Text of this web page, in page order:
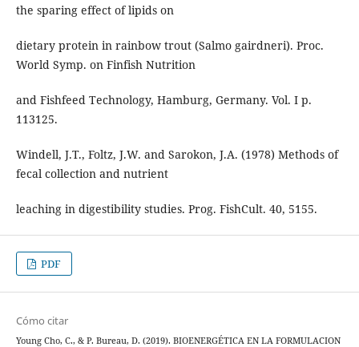
the sparing effect of lipids on
dietary protein in rainbow trout (Salmo gairdneri). Proc.
World Symp. on Finfish Nutrition
and Fishfeed Technology, Hamburg, Germany. Vol. I p.
113125.
Windell, J.T., Foltz, J.W. and Sarokon, J.A. (1978) Methods of
fecal collection and nutrient
leaching in digestibility studies. Prog. FishCult. 40, 5155.
PDF
Cómo citar
Young Cho, C., & P. Bureau, D. (2019). BIOENERGÉTICA EN LA FORMULACION